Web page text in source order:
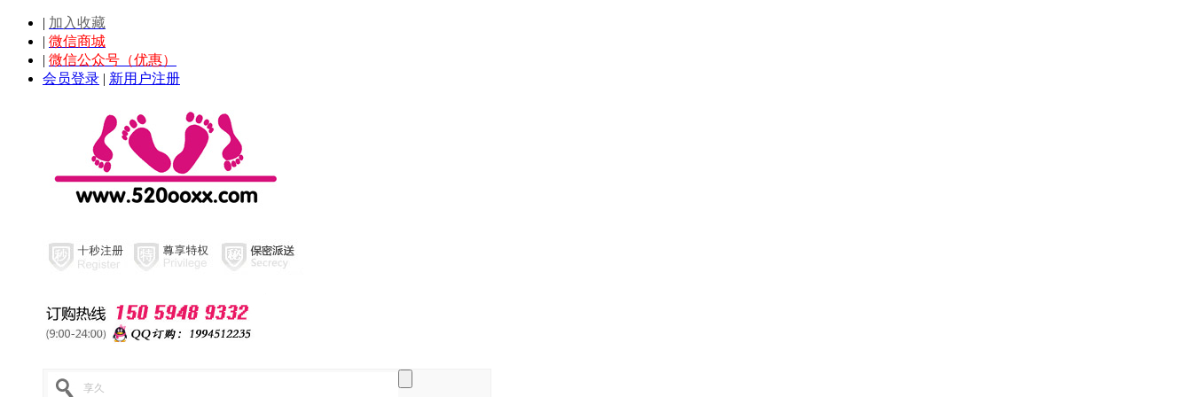
| 加入收藏
| 微信商城
| 微信公众号（优惠）
会员登录 | 新用户注册